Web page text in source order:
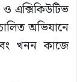
এক্সিকিউটিভ
অভিযানে
খনন কাজে